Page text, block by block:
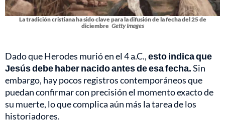
La tradición cristiana ha sido clave para la difusión de la fecha del 25 de
diciembre Getty Images
Dado que Herodes murió en el 4 a.C.,esto indica que
Jesús debe haber nacido antes de esa fecha.Sin
embargo, hay pocos registros contemporáneos que
puedan confirmar con precisión el momento exacto de
su muerte, lo que complica aún más la tarea de los
historiadores.